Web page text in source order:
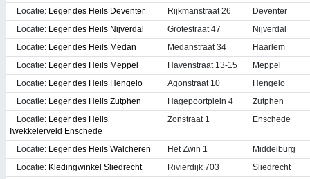
Locatie: Leger des Heils Deventer Rijkmanstraat 26
Deventer
Locatie: Leger des Heils Nijverdal Grotestraat 47
Nijverdal
Locatie: Leger des Heils Medan Medanstraat 34
Haarlem
Locatie: Leger des Heils Meppel Havenstraat 13-15
Meppel
Locatie: Leger des Heils Hengelo Agonstraat 10
Hengelo
Locatie: Leger des Heils Zutphen Hagepoortplein 4
Zutphen
Locatie: Leger des Heils
Twekkelerveld Enschede
Zonstraat 1 Enschede
Locatie: Leger des Heils Walcheren Het Zwin 1
Middelburg
Locatie: Kledingwinkel Sliedrecht Rivierdijk 703
Sliedrecht